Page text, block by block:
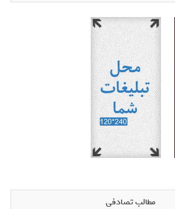
مطالب تصادفی